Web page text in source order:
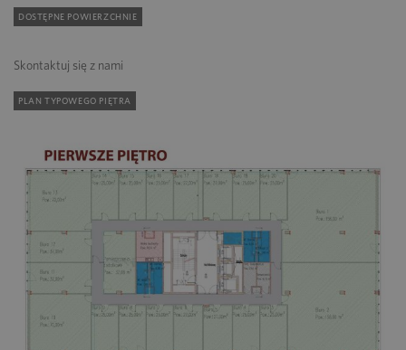
DOSTĘPNE POWIERZCHNIE
Skontaktuj się z nami
PLAN TYPOWEGO PIĘTRA